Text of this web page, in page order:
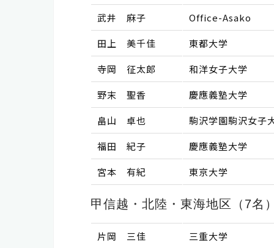
武井 麻子
Office-Asako
田上 美千佳
東都大学
寺岡 征太郎
和洋女子大学
野末 聖香
慶應義塾大学
畠山 卓也
駒沢学園駒沢女子
福田 紀子
慶應義塾大学
宮本 有紀
東京大学
甲信越・北陸・東海地区（7名
片岡 三佳
三重大学